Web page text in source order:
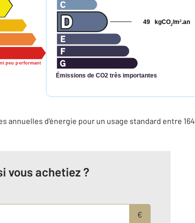
peu performant
Émissions de CO2 très importantes
kgCO2/m2.an
49
annuelles d'énergie pour un usage standard entre
vous achetiez ?
€